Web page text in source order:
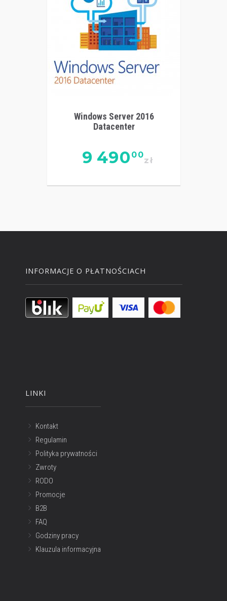
Windows Server 2016
Datacenter
9 490 00
zł
INFORMACJE O PŁATNOŚCIACH
LINKI
Kontakt
Regulamin
Polityka prywatności
Zwroty
RODO
Promocje
B2B
FAQ
Godziny pracy
Klauzula informacyjna